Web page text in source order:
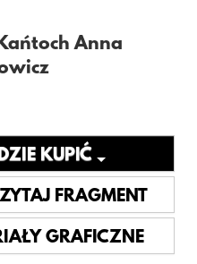
Anna
KUPIĆ
FRAGMENT
GRAFICZNE